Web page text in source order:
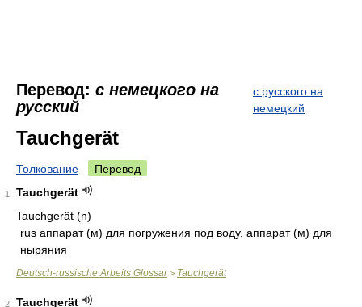
Перевод: с немецкого на
русский
с русского на
немецкий
Tauchgerät
Толкование Перевод
1
Tauchgerät
Tauchgerät (n)
rus аппарат (м) для погружения под воду, аппарат (м) для
ныряния
Deutsch-russische Arbeits Glossar> Tauchgerät
2
Tauchgerät